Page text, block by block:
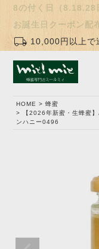
8の付く日（
お誕生日クーポン
local_shipping 10,000円以上で
HOME
蜂蜜
【2026年新蜜・生蜂蜜
ンハニー0496